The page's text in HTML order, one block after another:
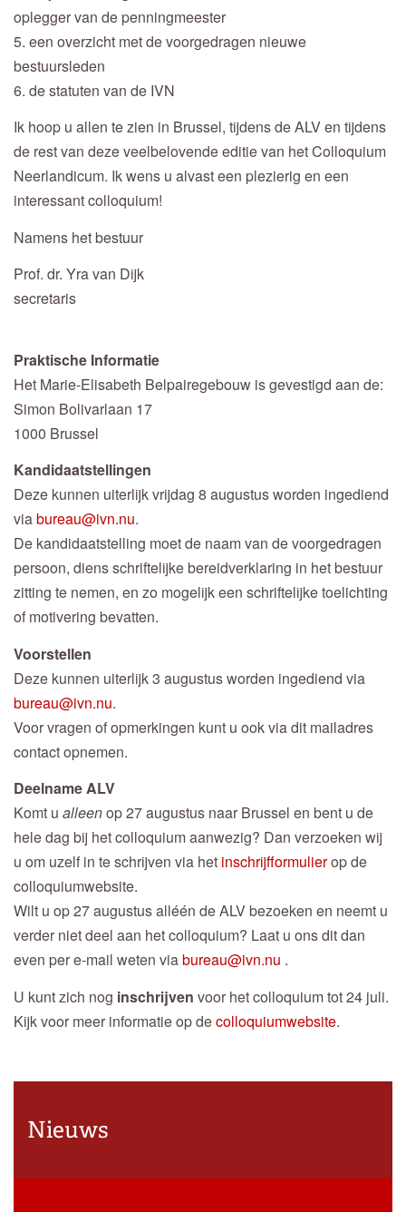
oplegger van de penningmeester
5. een overzicht met de voorgedragen nieuwe
bestuursleden
6. de statuten van de IVN
Ik hoop u allen te zien in Brussel, tijdens de ALV en tijdens
de rest van deze veelbelovende editie van het Colloquium
Neerlandicum. Ik wens u alvast een plezierig en een
interessant colloquium!
Namens het bestuur
Prof. dr. Yra van Dijk
secretaris
Praktische Informatie
Het Marie-Elisabeth Belpairegebouw is gevestigd aan de:
Simon Bolivarlaan 17
1000 Brussel
Kandidaatstellingen
Deze kunnen uiterlijk vrijdag 8 augustus worden ingediend
viabureau@ivn.nu.
De kandidaatstelling moet de naam van de voorgedragen
persoon, diens schriftelijke bereidverklaring in het bestuur
zitting te nemen, en zo mogelijk een schriftelijke toelichting
of motivering bevatten.
Voorstellen
Deze kunnen uiterlijk 3 augustus worden ingediend via
bureau@ivn.nu.
Voor vragen of opmerkingen kunt u ook via dit mailadres
contact opnemen.
Deelname ALV
Komt u alleenop 27 augustus naar Brussel en bent u de
hele dag bij het colloquium aanwezig? Dan verzoeken wij
u om uzelf in te schrijven via het inschrijfformulierop de
colloquiumwebsite.
Wilt u op 27 augustus alléén de ALV bezoeken en neemt u
verder niet deel aan het colloquium? Laat u ons dit dan
even per e-mail weten viabureau@ivn.nu .
U kunt zich nog inschrijven voor het colloquium tot 24 juli.
Kijk voor meer informatie op decolloquiumwebsite.
Nieuws